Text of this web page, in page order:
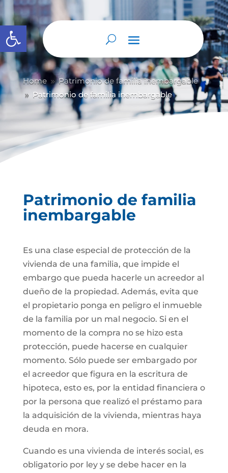
Abrir barra de herramientas
Home 9 Patrimonio de familia inembargable
9 Patrimonio de familia inembargable
Patrimonio de familia
inembargable
Es una clase especial de protección de la
vivienda de una familia, que impide el
embargo que pueda hacerle un acreedor al
dueño de la propiedad. Además, evita que
el propietario ponga en peligro el inmueble
de la familia por un mal negocio. Si en el
momento de la compra no se hizo esta
protección, puede hacerse en cualquier
momento. Sólo puede ser embargado por
el acreedor que figura en la escritura de
hipoteca, esto es, por la entidad financiera o
por la persona que realizó el préstamo para
la adquisición de la vivienda, mientras haya
deuda en mora.
Cuando es una vivienda de interés social, es
obligatorio por ley y se debe hacer en la